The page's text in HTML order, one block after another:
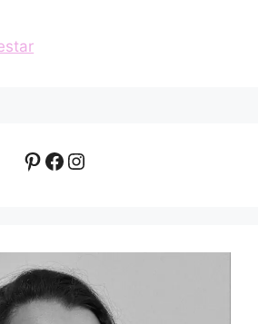
Pinterest
Facebook
Instagram